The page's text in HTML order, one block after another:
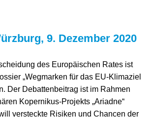
9. Dezember 2020
des Europäischen Rates ist
„Wegmarken für das EU-Klimaziel
Der Debattenbeitrag ist im Rahmen
Kopernikus-Projekts „Ariadne“
versteckte Risiken und Chancen der